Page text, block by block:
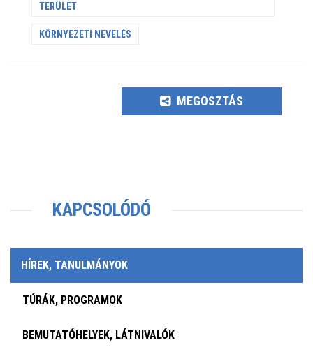
TERÜLET
KÖRNYEZETI NEVELÉS
MEGOSZTÁS
KAPCSOLÓDÓ
HÍREK, TANULMÁNYOK
TÚRÁK, PROGRAMOK
BEMUTATÓHELYEK, LÁTNIVALÓK